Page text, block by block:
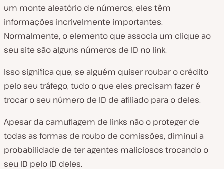
um monte aleatório de números, eles têm
informações incrivelmente importantes.
Normalmente, o elemento que associa um clique ao
seu site são alguns números de ID no link.
Isso significa que, se alguém quiser roubar o crédito
pelo seu tráfego, tudo o que eles precisam fazer é
trocar o seu número de ID de afiliado para o deles.
Apesar da camuflagem de links não o proteger de
todas as formas de roubo de comissões, diminui a
probabilidade de ter agentes maliciosos trocando o
seu ID pelo ID deles.